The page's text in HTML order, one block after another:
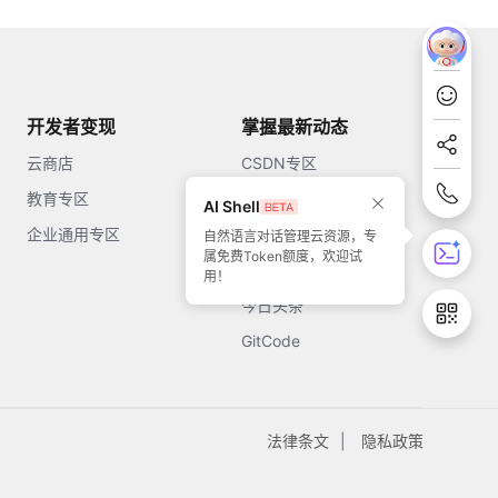
开发者变现
云商店
教育专区
企业通用专区
掌握最新动态
CSDN专区
知乎
开源中国
今日头条
GitCode
法律条文 隐私政策
AI Shell
自然语言对话管理云资源，专
属免费Token额度，欢迎试
用！